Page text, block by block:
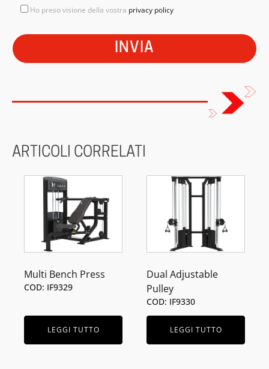
Ho preso visione della vostra privacy policy
ARTICOLI CORRELATI
Multi Bench Press
COD: IF9329
LEGGI TUTTO
Dual Adjustable
Pulley
COD: IF9330
LEGGI TUTTO